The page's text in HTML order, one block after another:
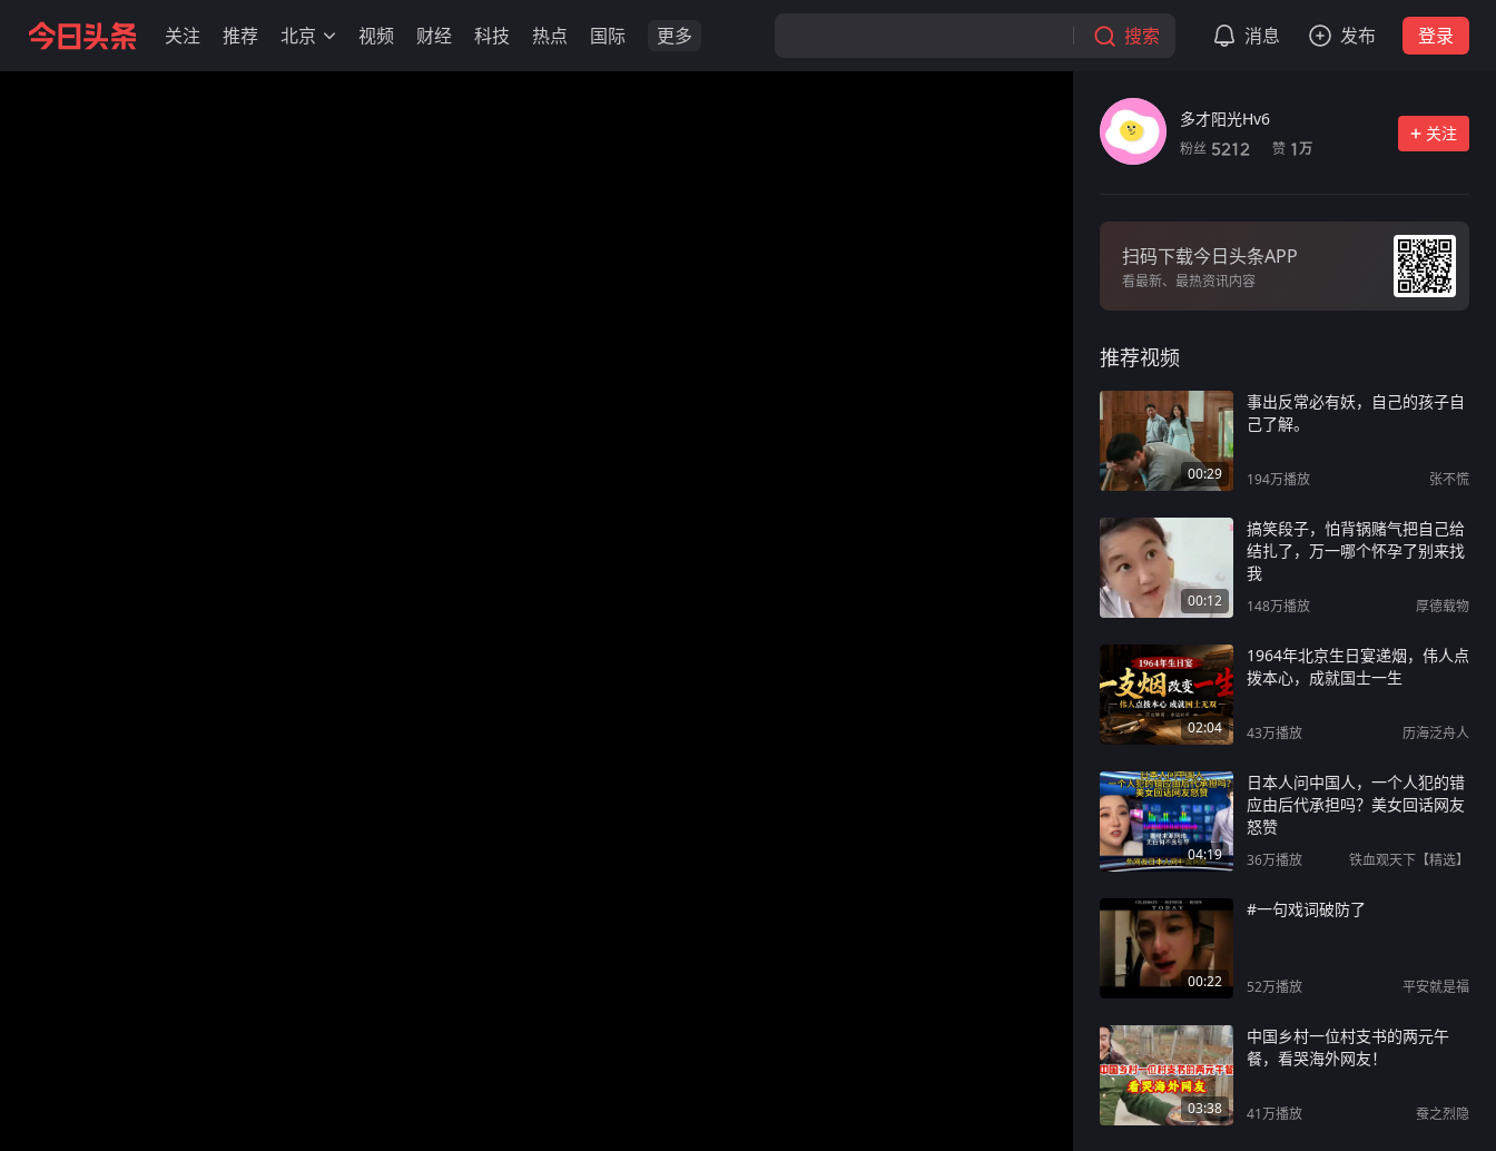
关注 推荐 北京 视频 财经 科技 热点 国际 更多 搜索 消息 发布 登录
多才阳光Hv6
粉丝 5212 赞 1万
关注
扫码下载今日头条APP
看最新、最热资讯内容
推荐视频
00:29
事出反常必有妖，自己的孩子自
己了解。
194万播放 张不慌
00:12
搞笑段子，怕背锅赌气把自己给
结扎了，万一哪个怀孕了别来找
我
148万播放 厚德载物
02:04
1964年北京生日宴递烟，伟人点
拨本心，成就国士一生
43万播放 历海泛舟人
04:19
日本人问中国人，一个人犯的错
应由后代承担吗？美女回话网友
怒赞
36万播放 铁血观天下【精选】
00:22
#一句戏词破防了
52万播放 平安就是福
03:38
中国乡村一位村支书的两元午
餐，看哭海外网友！
41万播放 蚕之烈隐